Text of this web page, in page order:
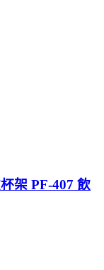
架 PF-407 飲